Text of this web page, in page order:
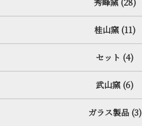
桂山窯 (11)
セット (4)
武山窯 (6)
ガラス製品 (3)